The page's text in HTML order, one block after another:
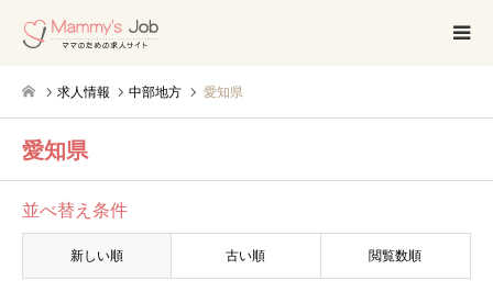
求人情報 中部地方 愛知県
愛知県
並べ替え条件
新しい順 古い順 閲覧数順